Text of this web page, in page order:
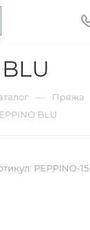
— Пряжа
BLU
PEPPINO-15